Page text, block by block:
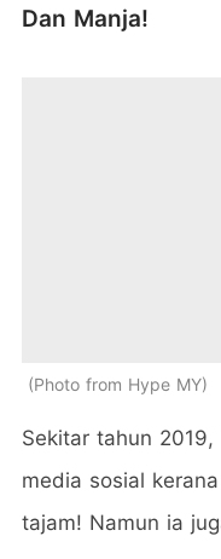
Dan Manja!
Photo from Hype MY
Sekitar tahun
media sosial
tajam! Namun ia